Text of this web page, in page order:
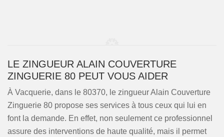
LE ZINGUEUR ALAIN COUVERTURE
ZINGUERIE 80 PEUT VOUS AIDER
À Vacquerie, dans le 80370, le zingueur Alain Couverture
Zinguerie 80 propose ses services à tous ceux qui lui en
font la demande. En effet, non seulement ce professionnel
assure des interventions de haute qualité, mais il permet